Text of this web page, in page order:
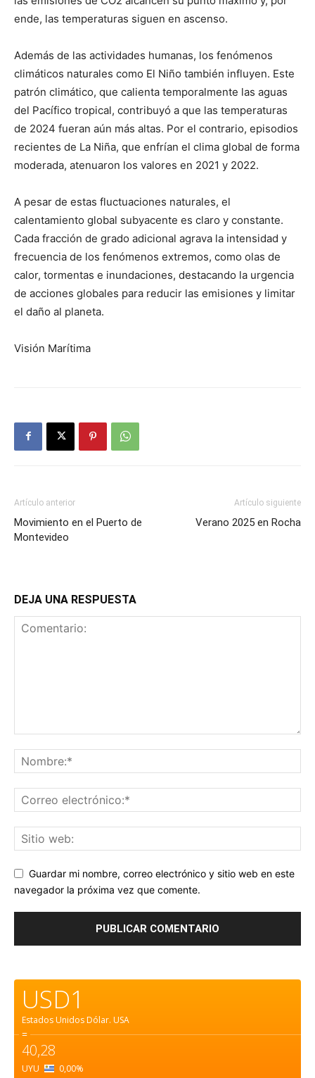
ende, las temperaturas siguen en ascenso.
Además de las actividades humanas, los fenómenos
climáticos naturales como El Niño también influyen. Este
patrón climático, que calienta temporalmente las aguas
del Pacífico tropical, contribuyó a que las temperaturas
de 2024 fueran aún más altas. Por el contrario, episodios
recientes de La Niña, que enfrían el clima global de forma
moderada, atenuaron los valores en 2021 y 2022.
A pesar de estas fluctuaciones naturales, el
calentamiento global subyacente es claro y constante.
Cada fracción de grado adicional agrava la intensidad y
frecuencia de los fenómenos extremos, como olas de
calor, tormentas e inundaciones, destacando la urgencia
de acciones globales para reducir las emisiones y limitar
el daño al planeta.
Visión Marítima
Artículo anterior
Movimiento en el Puerto de
Montevideo
Artículo siguiente
Verano 2025 en Rocha
DEJA UNA RESPUESTA
Guardar mi nombre, correo electrónico y sitio web en este
navegador la próxima vez que comente.
USD1
Estados Unidos Dólar. USA
=
40,28
UYU 0,00%